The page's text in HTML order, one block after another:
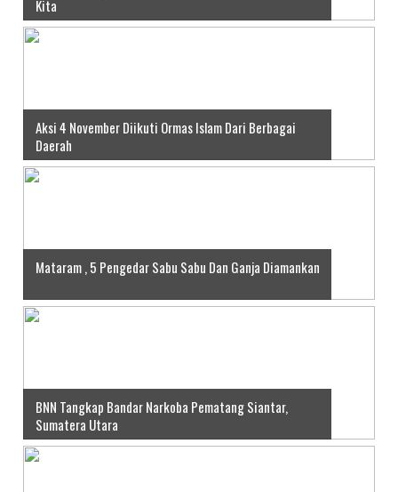
Kita
Aksi 4 November Diikuti Ormas Islam Dari Berbagai
Daerah
Mataram , 5 Pengedar Sabu Sabu Dan Ganja Diamankan
BNN Tangkap Bandar Narkoba Pematang Siantar,
Sumatera Utara